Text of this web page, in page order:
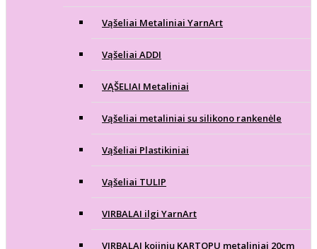
Vąšeliai Metaliniai YarnArt
Vąšeliai ADDI
VĄŠELIAI Metaliniai
Vąšeliai metaliniai su silikono rankenėle
Vąšeliai Plastikiniai
Vąšeliai TULIP
VIRBALAI ilgi YarnArt
VIRBALAI kojinių KARTOPU metaliniai 20cm